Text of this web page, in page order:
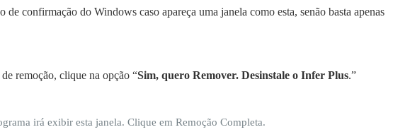
de confirmação do Windows caso apareça uma janela como esta, senão basta apenas
remoção, clique na opção “Sim, quero Remover. Desinstale o Infer Plus.”
irá exibir esta janela. Clique em Remoção Completa.